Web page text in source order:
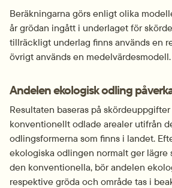
Beräkningarna görs enligt olika
år grödan ingått i underlaget för
tillräckligt underlag finns används en
övrigt används en medelvärdesmodell.
Andelen ekologisk odling
Resultaten baseras på
konventionellt odlade arealer utifrån
odlingsformerna som finns i landet.
ekologiska odlingen normalt ger lägre
den konventionella, bör andelen
respektive gröda och område tas i